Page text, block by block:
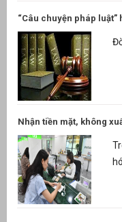
“Câu chuyện pháp luật”
Nhận tiền mặt, không